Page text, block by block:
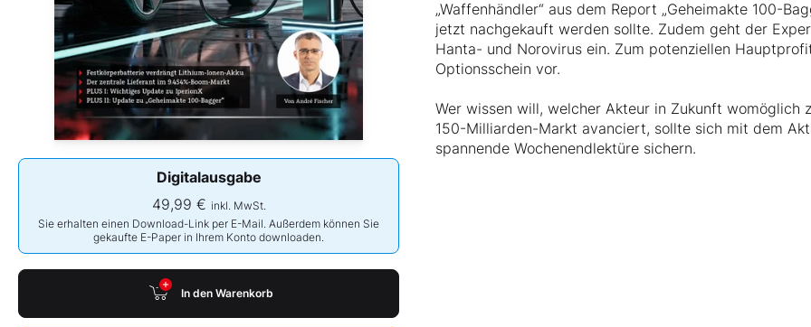
Digitalausgabe
49,99 € inkl. MwSt.
Sie erhalten einen Download-Link per E-Mail. Außerdem können Sie
gekaufte E-Paper in Ihrem Konto downloaden.
In den Warenkorb
„Waffenhändler“ aus dem Report „Geheimakte 100-
jetzt nachgekauft werden sollte. Zudem geht der
Hanta- und Norovirus ein. Zum potenziellen
Optionsschein vor.
Wer wissen will, welcher Akteur in Zukunft womöglich
150-Milliarden-Markt avanciert, sollte sich mit dem
spannende Wochenendlektüre sichern.